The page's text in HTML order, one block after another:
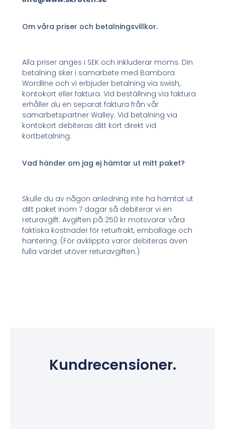
Om våra priser och betalningsvillkor.
Alla priser anges i SEK och inkluderar moms. Din
betalning sker i samarbete med Bambora
Wordline och vi erbjuder betalning via swish,
kontokort eller faktura. Vid beställning via faktura
erhåller du en separat faktura från vår
samarbetspartner Walley. Vid betalning via
kontokort debiteras ditt kort direkt vid
kortbetalning.
Vad händer om jag ej hämtar ut mitt paket?
Skulle du av någon anledning inte ha hämtat ut
ditt paket inom 7 dagar så debiterar vi en
returavgift. Avgiften på 250 kr motsvarar våra
faktiska kostnader för returfrakt, emballage och
hantering. (För avklippta varor debiteras även
fulla värdet utöver returavgiften.)
Kundrecensioner.